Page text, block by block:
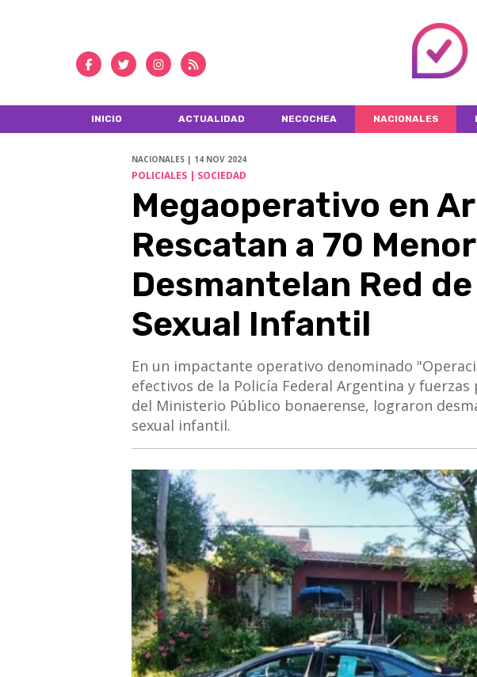
INICIO ACTUALIDAD NECOCHEA NACIONALES
NACIONALES | 14 NOV 2024
POLICIALES | SOCIEDAD
Megaoperativo en
Rescatan a 70
Desmantelan Red
Sexual Infantil
En un impactante operativo denominado
efectivos de la Policía Federal Argentina y
del Ministerio Público bonaerense, lograron
sexual infantil.